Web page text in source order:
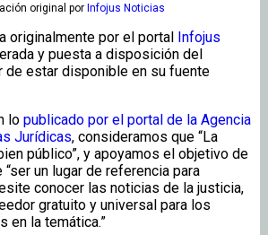
original por Infojus Noticias
originalmente por el portal Infojus
y puesta a disposición del
de estar disponible en su fuente
lo publicado por el portal de la Agencia
Jurídicas, consideramos que “La
público”, y apoyamos el objetivo de
un lugar de referencia para
conocer las noticias de la justicia,
gratuito y universal para los
en la temática.”